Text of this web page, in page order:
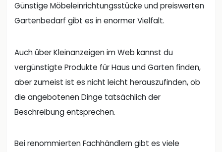
Günstige Möbeleinrichtungsstücke und preiswerten
Gartenbedarf gibt es in enormer Vielfalt.
Auch über Kleinanzeigen im Web kannst du
vergünstigte Produkte für Haus und Garten finden,
aber zumeist ist es nicht leicht herauszufinden, ob
die angebotenen Dinge tatsächlich der
Beschreibung entsprechen.
Bei renommierten Fachhändlern gibt es viele